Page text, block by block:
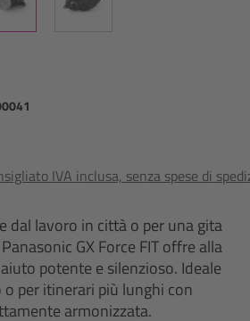
IVA inclusa, senza spese di
dal lavoro in città o per una gita
GX Force FIT offre alla
potente e silenzioso. Ideale
o per itinerari più lunghi con
armonizzata.